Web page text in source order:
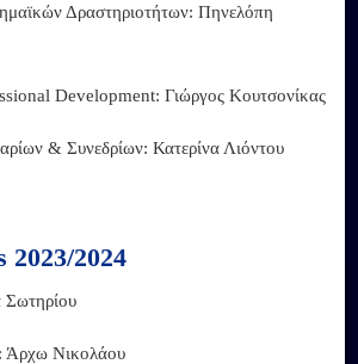
Δραστηριοτήτων: Πηνελόπη
Development: Γιώργος Κουτσονίκας
& Συνεδρίων: Κατερίνα Λιόντου
2023/2024
Σωτηρίου
Άρχω Νικολάου